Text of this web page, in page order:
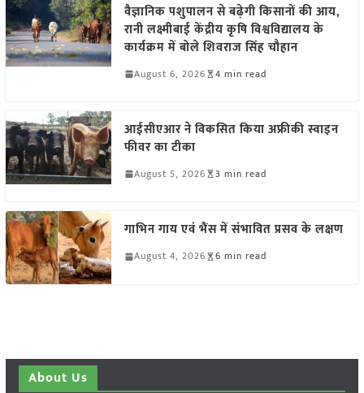
वैज्ञानिक पशुपालन से बढ़ेगी किसानों की आय,
रानी लक्ष्मीबाई केंद्रीय कृषि विश्वविद्यालय के
कार्यक्रम में बोले शिवराज सिंह चौहान
August 6, 2026 4 min read
आईसीएआर ने विकसित किया अफ्रीकी स्वाइन
फीवर का टीका
August 5, 2026 3 min read
गाभिन गाय एवं भैंस में संभावित प्रसव के लक्षण
August 4, 2026 6 min read
About Us